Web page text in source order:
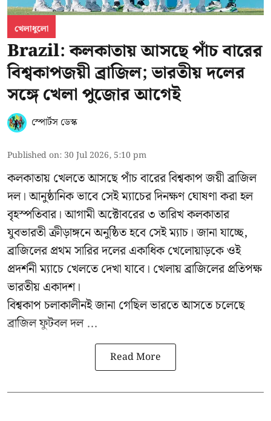
খেলাধুলো
Brazil: কলকাতায় আসছে পাঁচ বারের
বিশ্বকাপজয়ী ব্রাজিল; ভারতীয় দলের
সঙ্গে খেলা পুজোর আগেই
স্পোর্টস ডেস্ক
Published on: 30 Jul 2026, 5:10 pm
কলকাতায় খেলতে আসছে পাঁচ বারের বিশ্বকাপ জয়ী ব্রাজিল
দল। আনুষ্ঠানিক ভাবে সেই ম্যাচের দিনক্ষণ ঘোষণা করা হল
বৃহস্পতিবার। আগামী অক্টোবরের ৩ তারিখ কলকাতার
যুবভারতী ক্রীড়াঙ্গনে অনুষ্ঠিত হবে সেই ম্যাচ। জানা যাচ্ছে,
ব্রাজিলের প্রথম সারির দলের একাধিক খেলোয়াড়কে ওই
প্রদর্শনী ম্যাচে খেলতে দেখা যাবে। খেলায় ব্রাজিলের প্রতিপক্ষ
ভারতীয় একাদশ।
বিশ্বকাপ চলাকালীনই জানা গেছিল ভারতে আসতে চলেছে
ব্রাজিল ফুটবল দল ...
Read More